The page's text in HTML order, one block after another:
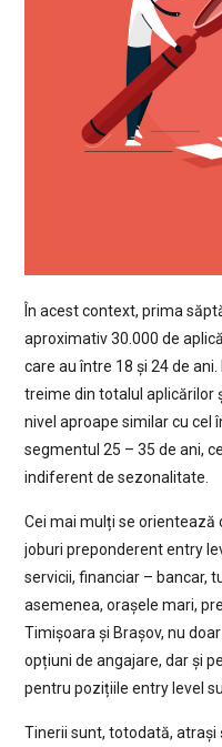
În acest context, prima
aproximativ 30.000 de
care au între 18 și 24 de
treime din totalul aplicărilor
nivel aproape similar cu cel
segmentul 25 – 35 de ani,
indiferent de sezonalitate.
Cei mai mulți se orientează
joburi preponderent entry
servicii, financiar – bancar,
asemenea, orașele mari,
Timișoara și Brașov, nu
opțiuni de angajare, dar și
pentru pozițiile entry level
Tinerii sunt, totodată,